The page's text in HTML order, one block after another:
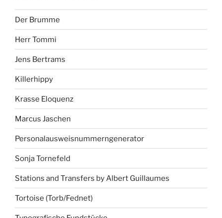
Der Brumme
Herr Tommi
Jens Bertrams
Killerhippy
Krasse Eloquenz
Marcus Jaschen
Personalausweisnummerngenerator
Sonja Tornefeld
Stations and Transfers by Albert Guillaumes
Tortoise (Torb/Fednet)